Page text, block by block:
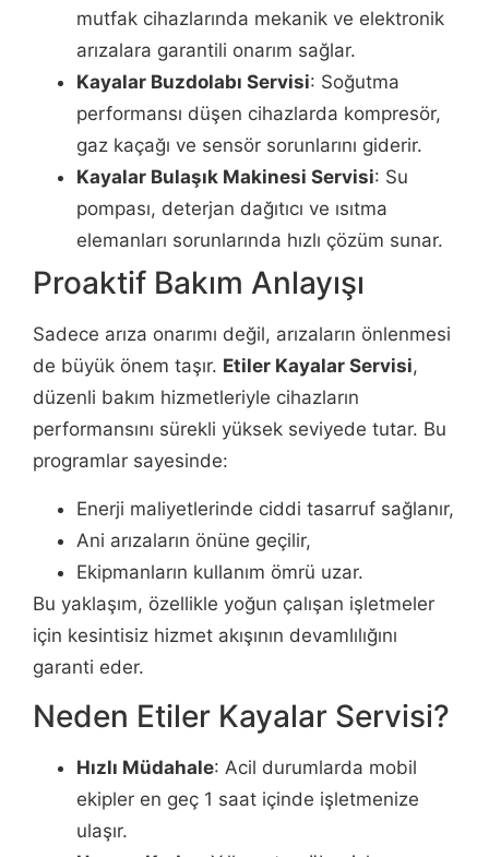
mutfak cihazlarında mekanik ve elektronik
arızalara garantili onarım sağlar.
Kayalar Buzdolabı Servisi: Soğutma
performansı düşen cihazlarda kompresör,
gaz kaçağı ve sensör sorunlarını giderir.
Kayalar Bulaşık Makinesi Servisi: Su
pompası, deterjan dağıtıcı ve ısıtma
elemanları sorunlarında hızlı çözüm sunar.
Proaktif Bakım Anlayışı
Sadece arıza onarımı değil, arızaların önlenmesi
de büyük önem taşır. Etiler Kayalar Servisi,
düzenli bakım hizmetleriyle cihazların
performansını sürekli yüksek seviyede tutar. Bu
programlar sayesinde:
Enerji maliyetlerinde ciddi tasarruf sağlanır,
Ani arızaların önüne geçilir,
Ekipmanların kullanım ömrü uzar.
Bu yaklaşım, özellikle yoğun çalışan işletmeler
için kesintisiz hizmet akışının devamlılığını
garanti eder.
Neden Etiler Kayalar Servisi?
Hızlı Müdahale: Acil durumlarda mobil
ekipler en geç 1 saat içinde işletmenize
ulaşır.